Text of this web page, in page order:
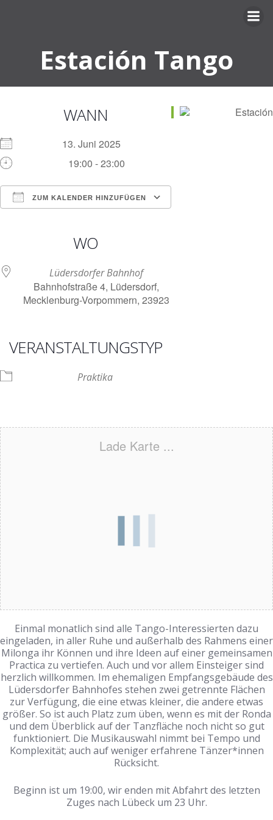
Estación Tango
WANN
13. Juni 2025
19:00 - 23:00
ZUM KALENDER HINZUFÜGEN
WO
Lüdersdorfer Bahnhof
Bahnhofstraße 4, Lüdersdorf,
Mecklenburg-Vorpommern, 23923
VERANSTALTUNGSTYP
Praktika
Lade Karte ...
Einmal monatlich sind alle Tango-Interessierten dazu
eingeladen, in aller Ruhe und außerhalb des Rahmens einer
Milonga ihr Können und ihre Ideen auf einer gemeinsamen
Practica zu vertiefen. Auch und vor allem Einsteiger sind
herzlich willkommen. Im ehemaligen Empfangsgebäude des
Lüdersdorfer Bahnhofes stehen zwei getrennte Flächen
zur Verfügung, die eine etwas kleiner, die andere etwas
größer. So ist auch Platz zum üben, wenn es mit der Ronda
und dem Überblick auf der Tanzfläche noch nicht so gut
funktioniert. Die Musikauswahl nimmt bei Tempo und
Komplexität; auch auf weniger erfahrene Tänzer*innen
Rücksicht.
Beginn ist um 19:00, wir enden mit Abfahrt des letzten
Zuges nach Lübeck um 23 Uhr.